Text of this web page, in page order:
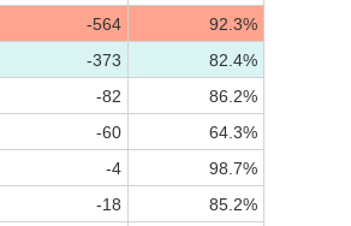
-564
92.3%
-373
82.4%
-82
86.2%
-60
64.3%
-4
98.7%
-18
85.2%